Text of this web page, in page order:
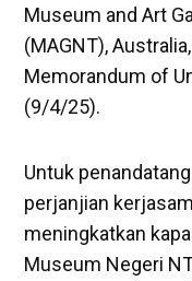
Museum and Art
(MAGNT),
Memorandum of
(9/4/25).
Untuk
perjanjian
meningkatkan
Museum Negeri